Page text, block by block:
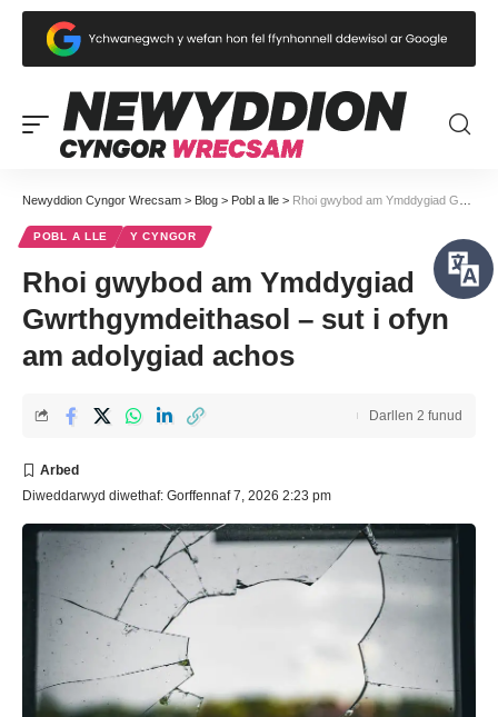
Newyddion Cyngor Wrecsam > Blog > Pobl a lle > Rhoi gwybod am Ymddygiad Gwrthgymdeithasol – sut i ofyn am adolygiad achos
POBL A LLE Y CYNGOR
Rhoi gwybod am Ymddygiad
Gwrthgymdeithasol – sut i ofyn
am adolygiad achos
Diweddarwyd diwethaf: Gorffennaf 7, 2026 2:23 pm
Darllen 2 funud